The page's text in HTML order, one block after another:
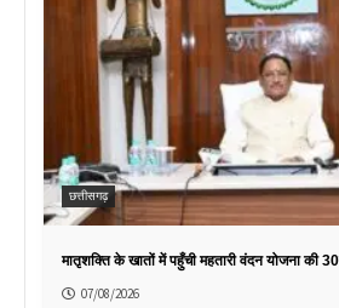
छत्तीसगढ़
मातृशक्ति के खातों में पहुँची महतारी वंदन योजना की
07/08/2026